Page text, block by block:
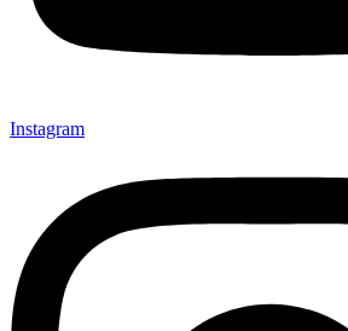
Instagram